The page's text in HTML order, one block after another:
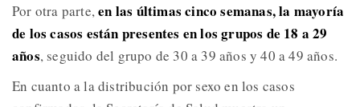
Por otra parte,en las últimas cinco semanas, la mayoría
de los casos están presentes en los grupos de 18 a 29
años, seguido del grupo de 30 a 39 años y 40 a 49 años.
En cuanto a la distribución por sexo en los casos